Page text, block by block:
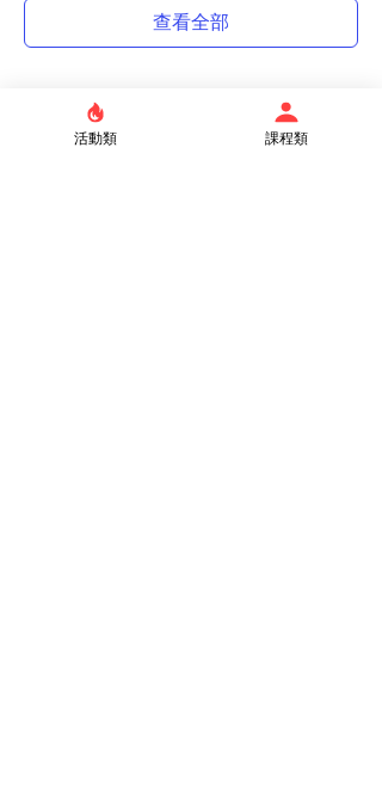
查看全部
活動類 課程類